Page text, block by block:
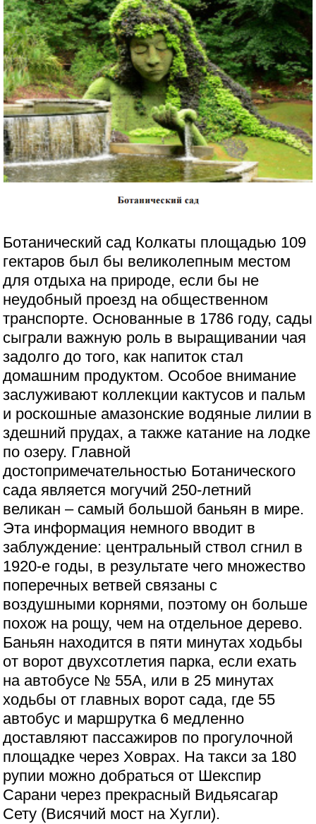
Ботанический сад Колкаты площадью 109
гектаров был бы великолепным местом
для отдыха на природе, если бы не
неудобный проезд на общественном
транспорте. Основанные в 1786 году, сады
сыграли важную роль в выращивании чая
задолго до того, как напиток стал
домашним продуктом. Особое внимание
заслуживают коллекции кактусов и пальм
и роскошные амазонские водяные лилии в
здешний прудах, а также катание на лодке
по озеру. Главной
достопримечательностью Ботанического
сада является могучий 250-летний
великан – самый большой баньян в мире.
Эта информация немного вводит в
заблуждение: центральный ствол сгнил в
1920-е годы, в результате чего множество
поперечных ветвей связаны с
воздушными корнями, поэтому он больше
похож на рощу, чем на отдельное дерево.
Баньян находится в пяти минутах ходьбы
от ворот двухсотлетия парка, если ехать
на автобусе № 55А, или в 25 минутах
ходьбы от главных ворот сада, где 55
автобус и маршрутка 6 медленно
доставляют пассажиров по прогулочной
площадке через Ховрах. На такси за 180
рупии можно добраться от Шекспир
Сарани через прекрасный Видьясагар
Сету (Висячий мост на Хугли).